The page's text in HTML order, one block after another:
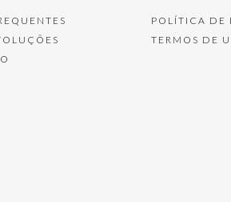
POLÍTICA DE
TERMOS DE